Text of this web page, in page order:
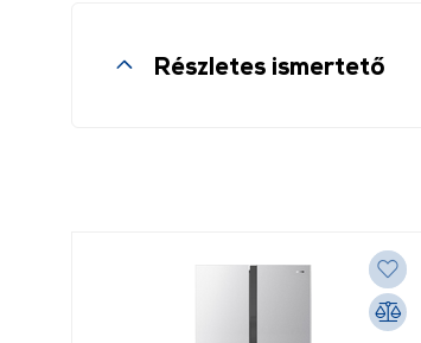
Részletes ismertető